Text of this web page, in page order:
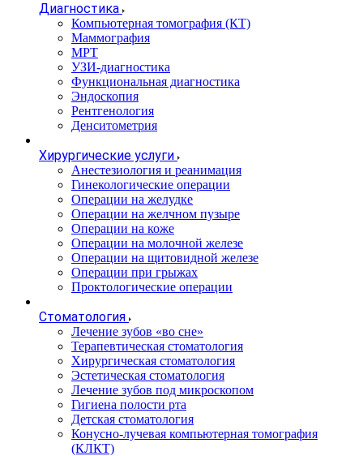
Диагностика
Компьютерная томография (КТ)
Маммография
МРТ
УЗИ-диагностика
Функциональная диагностика
Эндоскопия
Рентгенология
Денситометрия
Хирургические услуги
Анестезиология и реанимация
Гинекологические операции
Операции на желудке
Операции на желчном пузыре
Операции на коже
Операции на молочной железе
Операции на щитовидной железе
Операции при грыжах
Проктологические операции
Стоматология
Лечение зубов «во сне»
Терапевтическая стоматология
Хирургическая стоматология
Эстетическая стоматология
Лечение зубов под микроскопом
Гигиена полости рта
Детская стоматология
Конусно-лучевая компьютерная томография
(КЛКТ)